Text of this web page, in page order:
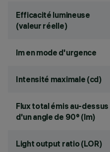
Efficacité lumineuse
(valeur réelle)
lm en mode d'urgence
Intensité maximale (cd)
Flux total émis au-dessus
d'un angle de 90° (lm)
Light output ratio (LOR)